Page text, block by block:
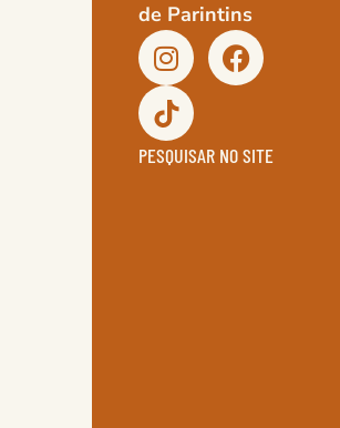
de Parintins
PESQUISAR NO SITE